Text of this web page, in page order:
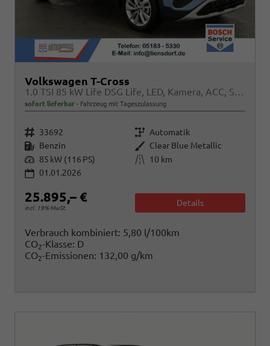
Volkswagen T-Cross
1.0 TSI 85 kW Life DSG Life, LED, Kamera, ACC, Side, Winter, 17-Zoll, 3-J. Garantie
sofort lieferbar Fahrzeug mit Tageszulassung
Fahrzeugnr. 33692 Getriebe Automatik
Kraftstoff Benzin Außenfarbe Clear Blue Metallic
Leistung 85 kW (116 PS) Kilometerstand
10 km
01.01.2026
25.895,– €
incl. 19% MwSt.
Details
Verbrauch kombiniert: 5,80 l/100km
CO2-Klasse: D
CO2-Emissionen: 132,00 g/km